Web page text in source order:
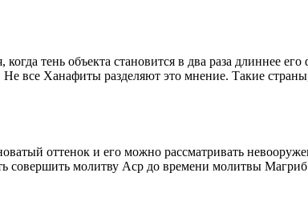
тень объекта становится в два раза длиннее
все Ханафиты разделяют это мнение. Такие
оттенок и его можно рассматривать
совершить молитву Аср до времени молитвы